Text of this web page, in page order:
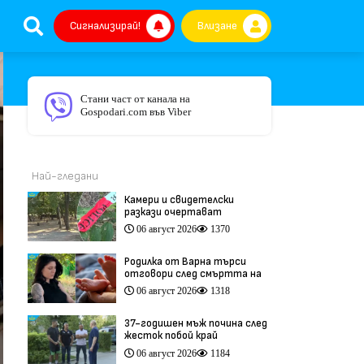
Сигнализирай! Влизане
Стани част от канала на
Gospodari.com във Viber
Най-гледани
Камери и свидетелски
разкази очертават
хронологията на фаталния
побой край Младежкия хълм
06 август 2026 1370
Родилка от Варна търси
отговори след смъртта на
бебето ѝ дни преди секцио
(видео)
06 август 2026 1318
37-годишен мъж почина след
жесток побой край
Младежкия хълм в Пловдив
(видео)
06 август 2026 1184